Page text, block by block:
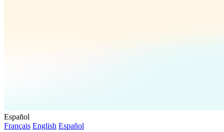
Español
Français English Español